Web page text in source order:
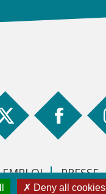
EMPLOI PRESSE
Deny all cookies